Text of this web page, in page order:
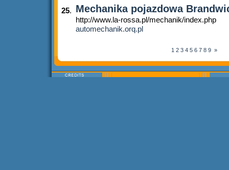
25. Mechanika pojazdowa
http://www.la-rossa.pl/mechanik/index.php
automechanik.orq.pl
1 2 3 4 5 6 7 8 9 »